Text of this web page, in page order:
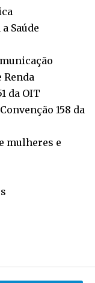
Saúde
Renda
da OIT
158 da
mulheres e